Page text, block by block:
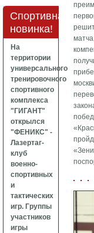
Спортивная
новинка!
На
территории
универсального
тренировочного
спортивного
комплекса
"ГИГАНТ"
открылся
"ФЕНИКС" -
Лазертаг-
клуб
военно-
спортивных
и
тактических
игр. Группы
участников
игры